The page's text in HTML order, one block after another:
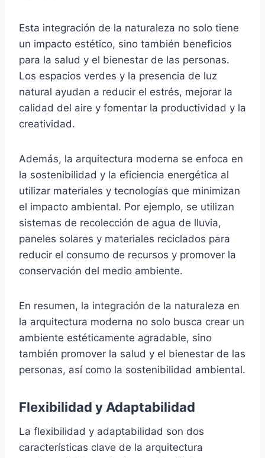
Esta integración de la naturaleza no solo tiene
un impacto estético, sino también beneficios
para la salud y el bienestar de las personas.
Los espacios verdes y la presencia de luz
natural ayudan a reducir el estrés, mejorar la
calidad del aire y fomentar la productividad y la
creatividad.
Además, la arquitectura moderna se enfoca en
la sostenibilidad y la eficiencia energética al
utilizar materiales y tecnologías que minimizan
el impacto ambiental. Por ejemplo, se utilizan
sistemas de recolección de agua de lluvia,
paneles solares y materiales reciclados para
reducir el consumo de recursos y promover la
conservación del medio ambiente.
En resumen, la integración de la naturaleza en
la arquitectura moderna no solo busca crear un
ambiente estéticamente agradable, sino
también promover la salud y el bienestar de las
personas, así como la sostenibilidad ambiental.
Flexibilidad y Adaptabilidad
La flexibilidad y adaptabilidad son dos
características clave de la arquitectura